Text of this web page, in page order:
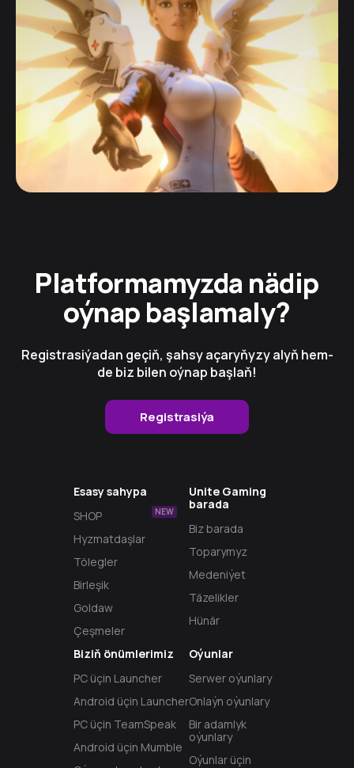
Platformamyzda nädip
oýnap başlamaly?
Registrasiýadan geçiň, şahsy açaryňyzy alyň hem-
de biz bilen oýnap başlaň!
Registrasiýa
Esasy sahypa
SHOP
NEW
Hyzmatdaşlar
Tölegler
Birleşik
Goldaw
Çeşmeler
Biziň önümlerimiz
PС üçin Launcher
Android üçin Launcher
PC üçin TeamSpeak
Android üçin Mumble
Oýunlar
Serwer oýunlary
Onlaýn oýunlary
Bir adamlyk
oýunlary
Oýunlar üçin
Unite Gaming
barada
Biz barada
Toparymyz
Medeniýet
Täzelikler
Hünär